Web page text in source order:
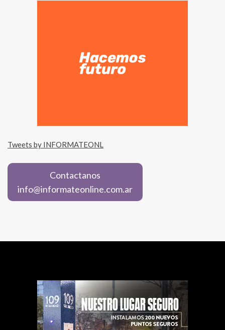
Tweets by INFORMATEONL
Contactanos
info@informateonline.com.ar